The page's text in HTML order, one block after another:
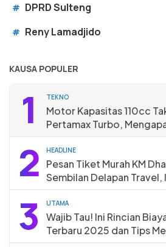
# DPRD Sulteng
# Reny Lamadjido
KAUSA POPULER
1 TEKNO
Motor Kapasitas 110cc
Pertamax Turbo,
2 HEADLINE
Pesan Tiket Murah KM
Sembilan Delapan
3 UTAMA
Wajib Tau! Ini Rincian
Terbaru 2025 dan Tips